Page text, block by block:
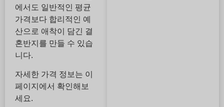
에서도 일반적인 평균
가격보다 합리적인 예
산으로 애착이 담긴 결
혼반지를 만들 수 있습
니다.
자세한 가격 정보는 이
페이지에서 확인해보
세요.